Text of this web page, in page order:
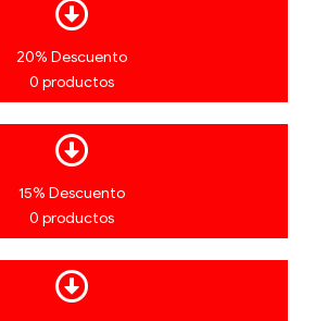
20% Descuento
0 productos
15% Descuento
0 productos